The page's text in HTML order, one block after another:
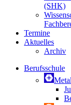
(SHK)
Termine
Aktuelles
Archiv
Berufsschule